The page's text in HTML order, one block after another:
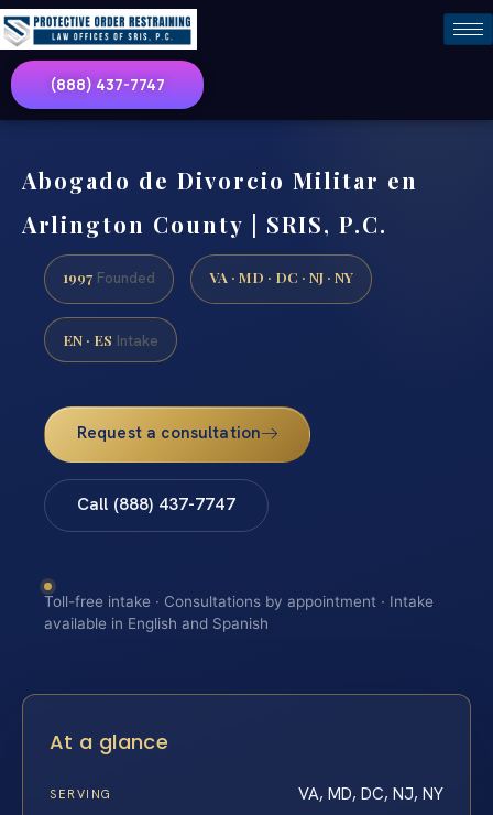
(888) 437-7747
Abogado de Divorcio Militar en
Arlington County | SRIS, P.C.
1997 Founded VA · MD · DC · NJ · NY
EN · ES Intake
Request a consultation
Call (888) 437-7747
Toll-free intake · Consultations by appointment · Intake
available in English and Spanish
At a glance
SERVING VA, MD, DC, NJ, NY